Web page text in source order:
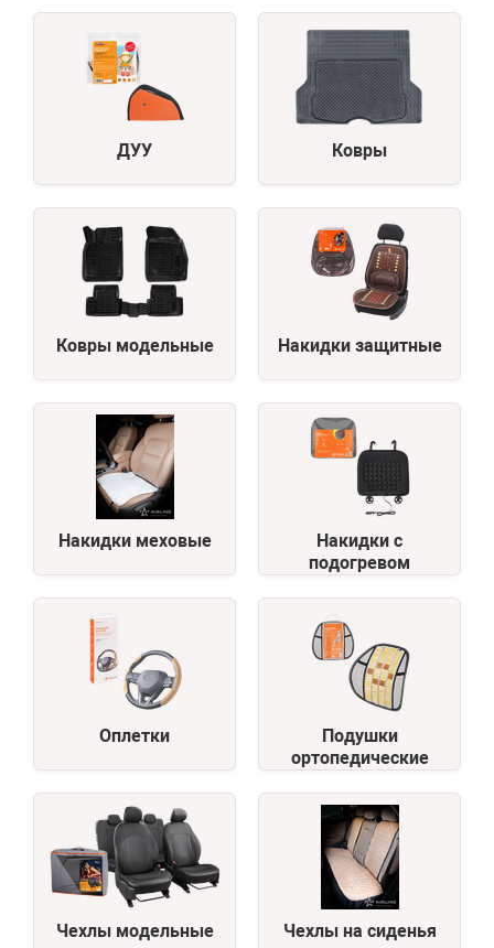
ДУУ Ковры
Ковры модельные Накидки защитные
Накидки меховые
Накидки с
подогревом
Оплетки
Подушки
ортопедические
Чехлы модельные Чехлы на сиденья